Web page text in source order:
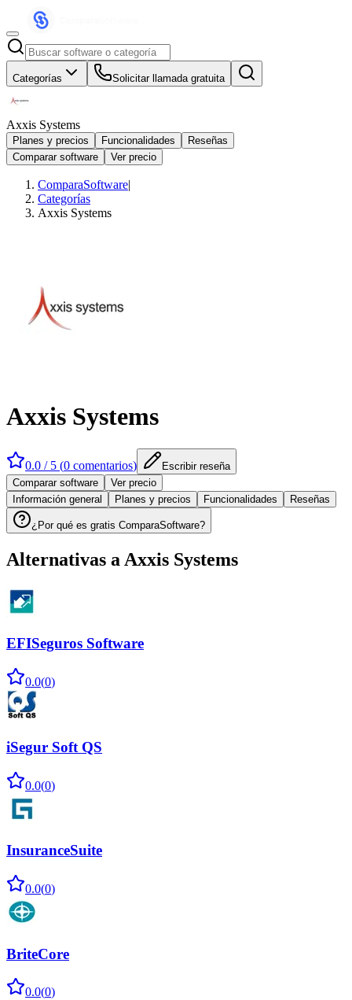
Categorías Solicitar llamada gratuita
Axxis Systems
Planes y precios Funcionalidades
Reseñas
Comparar software
Ver precio
ComparaSoftware|
Categorías
Axxis Systems
Axxis Systems
0.0 / 5 (0 comentarios)
Escribir reseña
Comparar software
Ver precio
Información general
Planes y precios Funcionalidades Reseñas
¿Por qué es gratis ComparaSoftware?
Alternativas a Axxis Systems
EFISeguros Software
0.0(0)
iSegur Soft QS
0.0(0)
InsuranceSuite
0.0(0)
BriteCore
0.0(0)